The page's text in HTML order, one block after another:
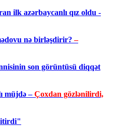
ilk azərbaycanlı qız oldu -
nə birləşdirir?–
son görüntüsü diqqət
müjdə –Çoxdan gözlənilirdi,
itirdi"